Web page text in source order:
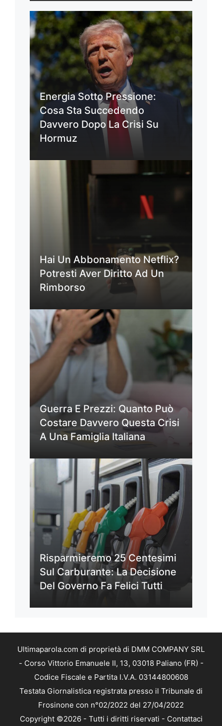
Energia Sotto Pressione:
Cosa Sta Succedendo
Davvero Dopo La Crisi Su
Hormuz
Hai Un Abbonamento Netflix?
Potresti Aver Diritto Ad Un
Rimborso
Guerra E Prezzi: Quanto Può
Costare Davvero Questa Crisi
A Una Famiglia Italiana
Risparmieremo 25 Centesimi
Sul Carburante: La Decisione
Del Governo Fa Felici Tutti
Ultimaparola.com di proprietà di DMM COMPANY SRL
- Corso Vittorio Emanuele II, 13, 03018 Paliano (FR) -
Codice Fiscale e Partita I.V.A. 03144800608
Testata Giornalistica registrata presso il Tribunale di
Frosinone con n°02/2022 del 27/04/2022
Copyright ©2026 - Tutti i diritti riservati - Contattaci